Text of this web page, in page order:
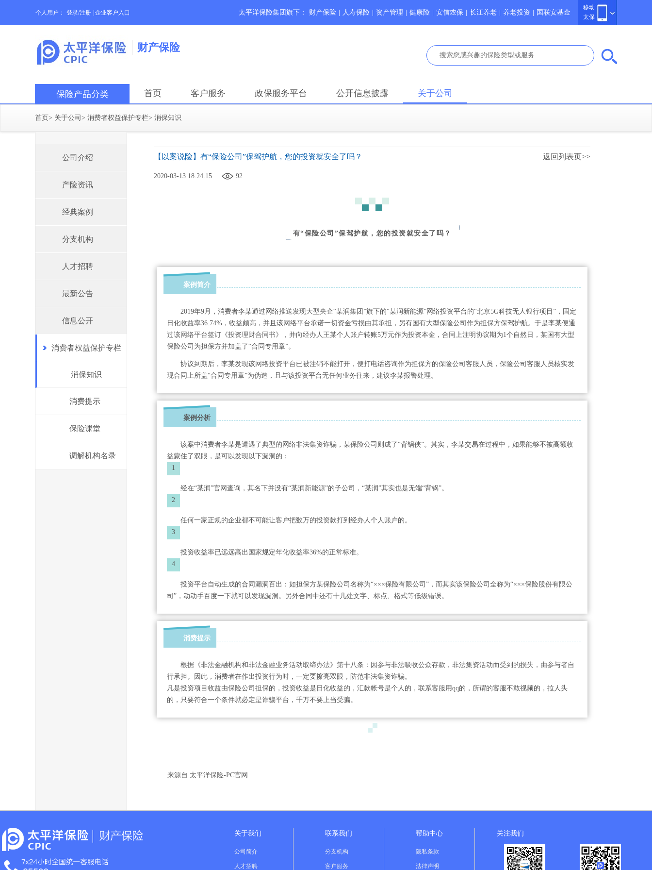
个人用户： 登录/注册 企业客户入口
移动
太保
太平洋保险集团旗下： 财产保险 人寿保险 资产管理 健康险 安信农保 长江养老 养老投资 国联安基金
财产保险
保险产品分类 首页 客户服务 政保服务平台 公开信息披露 关于公司
首页> 关于公司 > 消费者权益保护专栏> 消保知识
公司介绍
产险资讯
经典案例
分支机构
人才招聘
最新公告
信息公开
消费者权益保护专栏
消保知识
消费提示
保险课堂
调解机构名录
【以案说险】有“保险公司”保驾护航，您的投资就安全了吗？ 返回列表页>>
2020-03-13 18:24:15 92
有“保险公司”保驾护航，您的投资就安全了吗？
案例简介
2019年9月，消费者李某通过网络推送发现大型央企“某润集团”旗下的“某润新能源”网络投资平台的“北京5G科技无人银行项目”，固定
日化收益率36.74%，收益颇高，并且该网络平台承诺一切资金亏损由其承担，另有国有大型保险公司作为担保方保驾护航。于是李某便通
过该网络平台签订《投资理财合同书》，并向经办人王某个人账户转账5万元作为投资本金，合同上注明协议期为1个自然日，某国有大型
保险公司为担保方并加盖了“合同专用章”。
协议到期后，李某发现该网络投资平台已被注销不能打开，便打电话咨询作为担保方的保险公司客服人员，保险公司客服人员核实发
现合同上所盖“合同专用章”为伪造，且与该投资平台无任何业务往来，建议李某报警处理。
案例分析
该案中消费者李某是遭遇了典型的网络非法集资诈骗，某保险公司则成了“背锅侠”。其实，李某交易在过程中，如果能够不被高额收
益蒙住了双眼，是可以发现以下漏洞的：
1
经在“某润”官网查询，其名下并没有“某润新能源”的子公司，“某润”其实也是无端“背锅”。
2
任何一家正规的企业都不可能让客户把数万的投资款打到经办人个人账户的。
3
投资收益率已远远高出国家规定年化收益率36%的正常标准。
4
投资平台自动生成的合同漏洞百出：如担保方某保险公司名称为“×××保险有限公司”，而其实该保险公司全称为“×××保险股份有限公
司”，动动手百度一下就可以发现漏洞。另外合同中还有十几处文字、标点、格式等低级错误。
消费提示
根据《非法金融机构和非法金融业务活动取缔办法》第十八条：因参与非法吸收公众存款，非法集资活动而受到的损失，由参与者自
行承担。因此，消费者在作出投资行为时，一定要擦亮双眼，防范非法集资诈骗。
凡是投资项目收益由保险公司担保的，投资收益是日化收益的，汇款帐号是个人的，联系客服用qq的，所谓的客服不敢视频的，拉人头
的，只要符合一个条件就必定是诈骗平台，千万不要上当受骗。
来源自 太平洋保险-PC官网
关于我们
公司简介
人才招聘
联系我们
分支机构
客户服务
帮助中心
隐私条款
法律声明
关注我们